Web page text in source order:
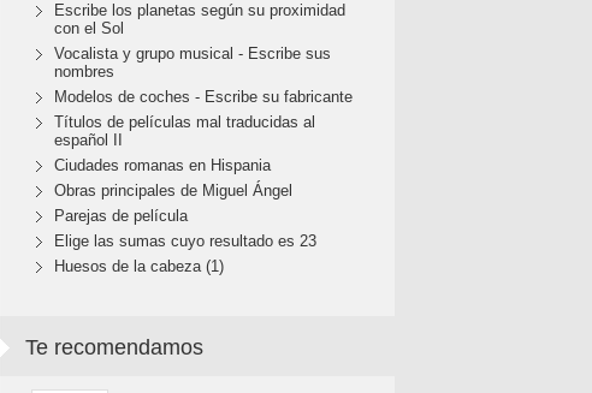
Escribe los planetas según su proximidad
con el Sol
Vocalista y grupo musical - Escribe sus
nombres
Modelos de coches - Escribe su fabricante
Títulos de películas mal traducidas al
español II
Ciudades romanas en Hispania
Obras principales de Miguel Ángel
Parejas de película
Elige las sumas cuyo resultado es 23
Huesos de la cabeza (1)
Te recomendamos